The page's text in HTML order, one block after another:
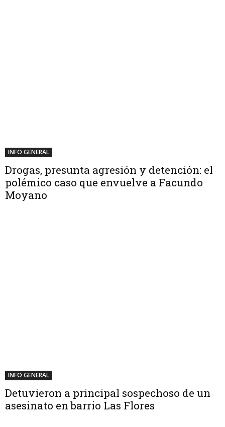
INFO GENERAL
Drogas, presunta agresión y detención: el
polémico caso que envuelve a Facundo
Moyano
INFO GENERAL
Detuvieron a principal sospechoso de un
asesinato en barrio Las Flores